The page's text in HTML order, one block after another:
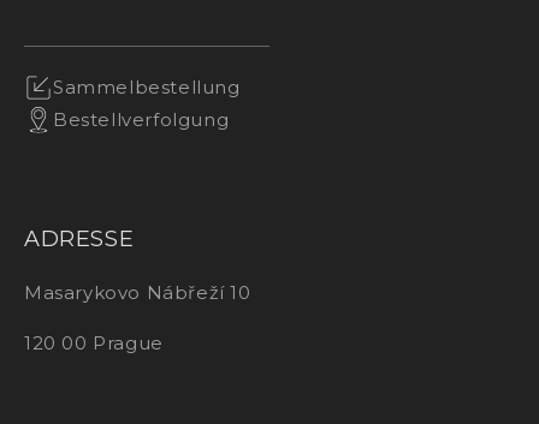
Sammelbestellung
Bestellverfolgung
ADRESSE
Masarykovo Nábřeží 10
120 00 Prague